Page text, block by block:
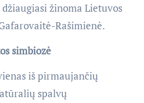
žinoma Lietuvos
Rašimienė.
simbiozė
iš pirmaujančių
spalvų